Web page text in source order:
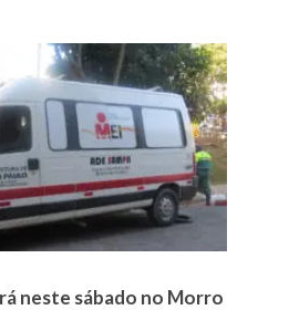
neste sábado no Morro